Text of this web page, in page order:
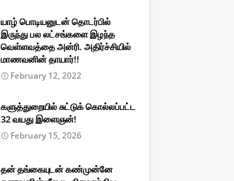
யாழ் பொடியனுடன் தொடர்பில்
இருந்து பல லட்சங்களை இழந்த
வெள்ளவத்தை அன்ரி. அதிர்ச்சியில்
மாணவனின் தாயார்!!
February 12, 2022
களுத்துறையில் சுட்டுக் கொல்லப்பட்ட
32 வயது இளைஞன்!
February 15, 2026
தன் தங்கையுடன் கண்முன்னே